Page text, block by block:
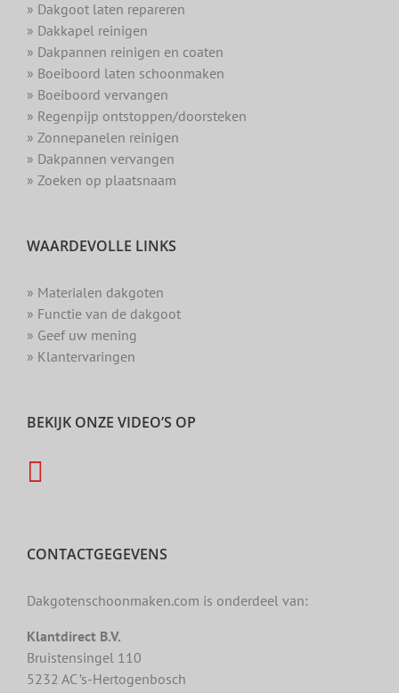
» Dakgoot laten repareren
» Dakkapel reinigen
» Dakpannen reinigen en coaten
» Boeiboord laten schoonmaken
» Boeiboord vervangen
» Regenpijp ontstoppen/doorsteken
» Zonnepanelen reinigen
» Dakpannen vervangen
» Zoeken op plaatsnaam
WAARDEVOLLE LINKS
» Materialen dakgoten
» Functie van de dakgoot
» Geef uw mening
» Klantervaringen
BEKIJK ONZE VIDEO’S OP
CONTACTGEGEVENS
Dakgotenschoonmaken.com is onderdeel van:
Klantdirect B.V.
Bruistensingel 110
5232 AC ’s-Hertogenbosch